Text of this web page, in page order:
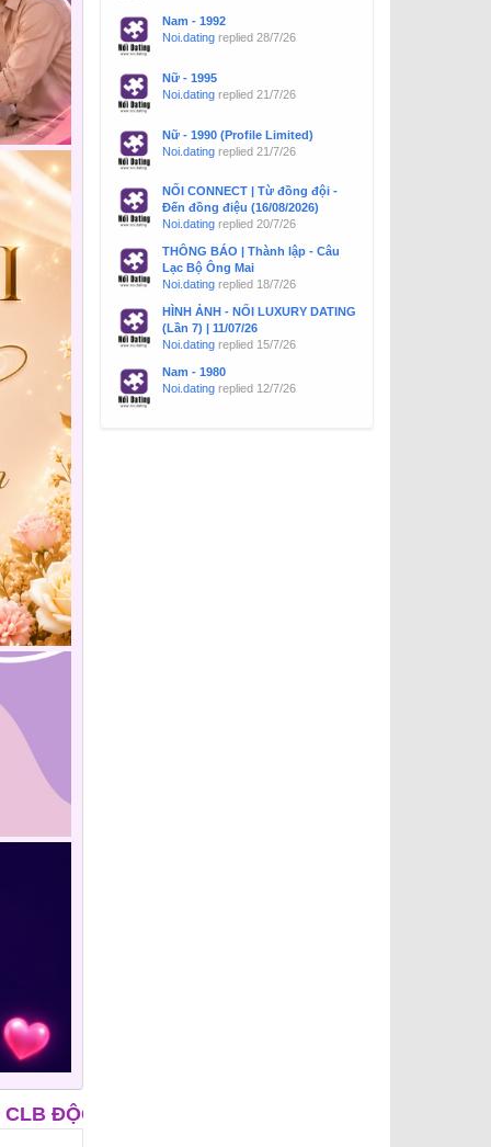
NIÊN
Nam - 1992
Noi.dating replied 28/7/26
Nữ - 1995
Noi.dating replied 21/7/26
Nữ - 1990 (Profile Limited)
Noi.dating replied 21/7/26
NỐI CONNECT | Từ đồng đội -
Đến đồng điệu (16/08/2026)
Noi.dating replied 20/7/26
THÔNG BÁO | Thành lập - Câu
Lạc Bộ Ông Mai
Noi.dating replied 18/7/26
HÌNH ẢNH - NỐI LUXURY DATING
(Lần 7) | 11/07/26
Noi.dating replied 15/7/26
Nam - 1980
Noi.dating replied 12/7/26